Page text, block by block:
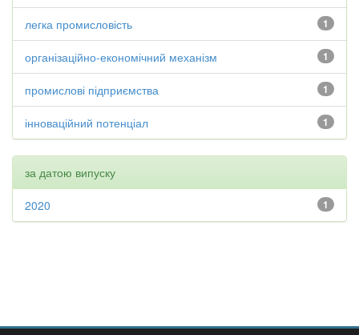
1
легка промисловість
1
організаційно-економічний механізм
1
промислові підприємства
1
інноваційний потенціал
за датою випуску
1
2020